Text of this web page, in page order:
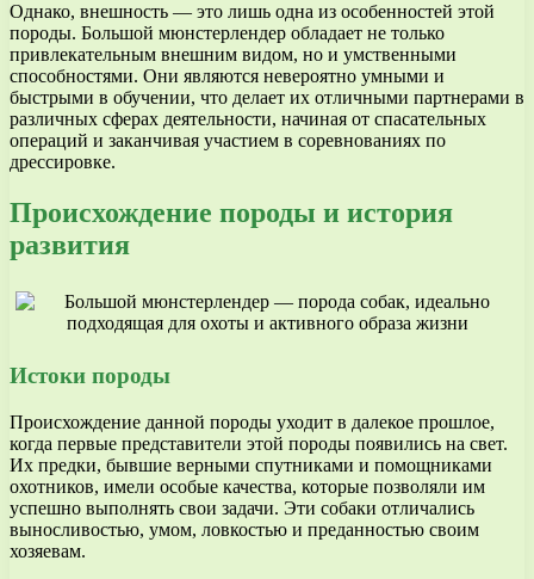
Однако, внешность — это лишь одна из особенностей этой
породы. Большой мюнстерлендер обладает не только
привлекательным внешним видом, но и умственными
способностями. Они являются невероятно умными и
быстрыми в обучении, что делает их отличными партнерами в
различных сферах деятельности, начиная от спасательных
операций и заканчивая участием в соревнованиях по
дрессировке.
Происхождение породы и история
развития
Истоки породы
Происхождение данной породы уходит в далекое прошлое,
когда первые представители этой породы появились на свет.
Их предки, бывшие верными спутниками и помощниками
охотников, имели особые качества, которые позволяли им
успешно выполнять свои задачи. Эти собаки отличались
выносливостью, умом, ловкостью и преданностью своим
хозяевам.